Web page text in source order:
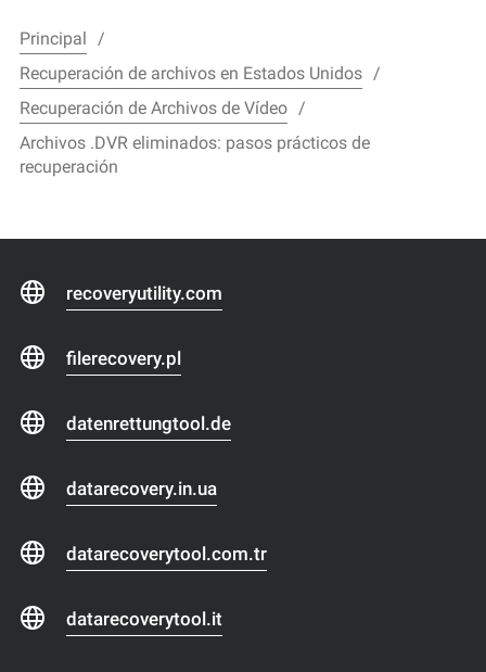
Principal
Recuperación de archivos en Estados Unidos
Recuperación de Archivos de Vídeo
Archivos .DVR eliminados: pasos prácticos de
recuperación
recoveryutility.com
filerecovery.pl
datenrettungtool.de
datarecovery.in.ua
datarecoverytool.com.tr
datarecoverytool.it